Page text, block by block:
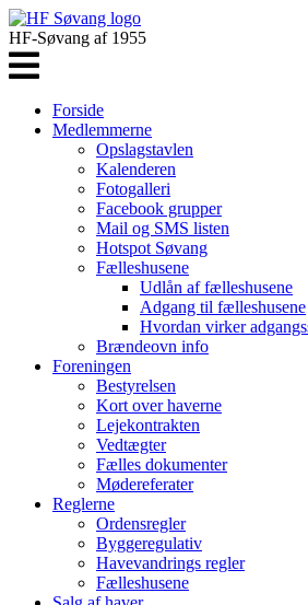
HF-Søvang af 1955
Forside
Medlemmerne
Opslagstavlen
Kalenderen
Fotogalleri
Facebook grupper
Mail og SMS listen
Hotspot Søvang
Fælleshusene
Udlån af fælleshusene
Adgang til fælleshusene
Hvordan virker
Brændeovn info
Foreningen
Bestyrelsen
Kort over haverne
Lejekontrakten
Vedtægter
Fælles dokumenter
Mødereferater
Reglerne
Ordensregler
Byggeregulativ
Havevandrings regler
Fælleshusene